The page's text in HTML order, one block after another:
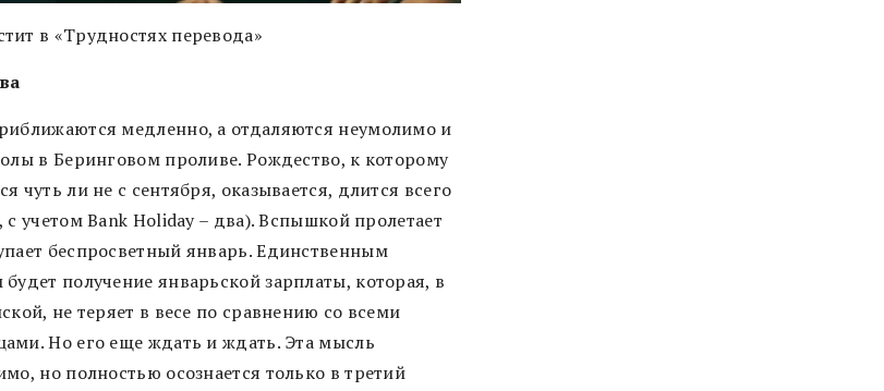
в «Трудностях перевода»
медленно, а отдаляются неумолимо и
в Беринговом проливе. Рождество, к которому
чуть ли не с сентября, оказывается, длится всего
учетом Bank Holiday – два). Вспышкой пролетает
беспросветный январь. Единственным
получение январьской зарплаты, которая, в
не теряет в весе по сравнению со всеми
Но его еще ждать и ждать. Эта мысль
но полностью осознается только в третий